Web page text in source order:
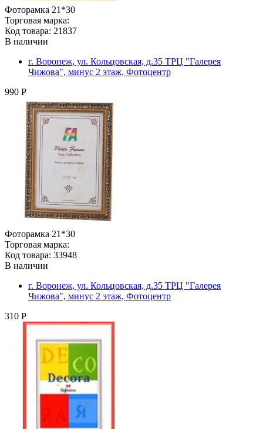
Фоторамка 21*30
Торговая марка:
Код товара: 21837
В наличии
г. Воронеж, ул. Кольцовская, д.35 ТРЦ "Галерея
Чижова", минус 2 этаж, Фотоцентр
990 Р
Фоторамка 21*30
Торговая марка:
Код товара: 33948
В наличии
г. Воронеж, ул. Кольцовская, д.35 ТРЦ "Галерея
Чижова", минус 2 этаж, Фотоцентр
310 Р